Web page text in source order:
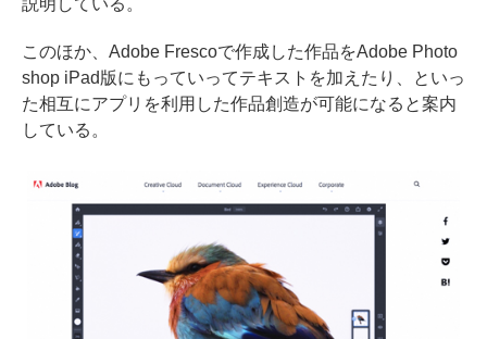
説明している。
このほか、Adobe Frescoで作成した作品をAdobe Photo
shop iPad版にもっていってテキストを加えたり、といっ
た相互にアプリを利用した作品創造が可能になると案内
している。